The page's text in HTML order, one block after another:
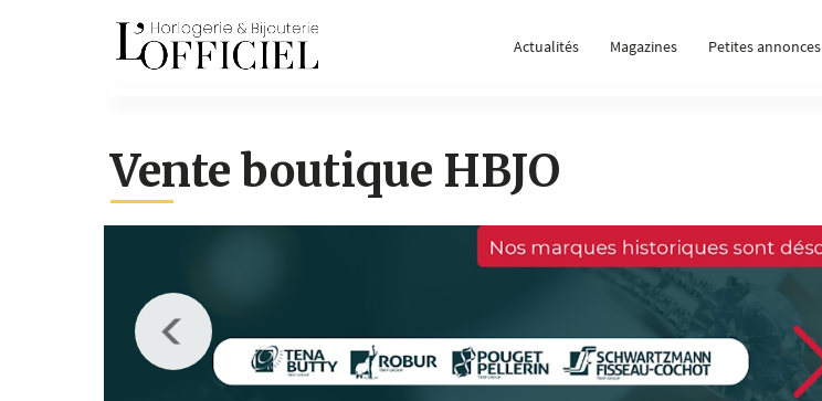
Actualités Magazines Petites annonces
Vente boutique HBJO